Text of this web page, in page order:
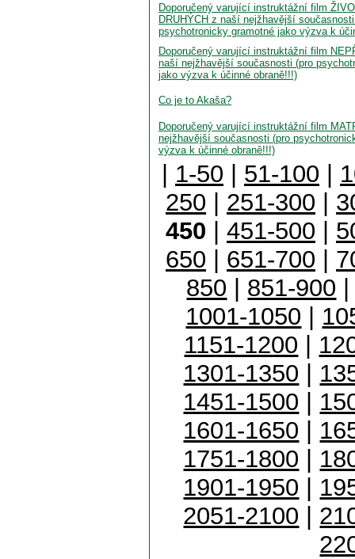
Doporučený varující instruktážní film
DRUHÝCH z naší nejžhavější
psychotronicky gramotné jako výzva k
Doporučený varující instruktážní film
naší nejžhavější současnosti (pro
jako výzva k účinné obraně!!!)
Co je to Akaša?
Doporučený varující instruktážní film
nejžhavější současnosti (pro
výzva k účinné obraně!!!)
| 1-50 | 51-100 |
250 | 251-300 |
450 | 451-500 |
650 | 651-700 |
850 | 851-900
1001-1050 |
1151-1200 |
1301-1350 |
1451-1500 |
1601-1650 |
1751-1800 |
1901-1950 |
2051-2100 |